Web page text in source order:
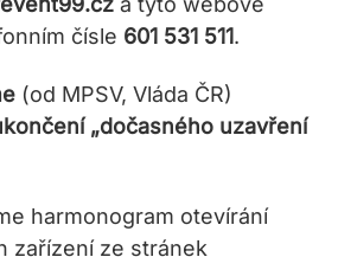
čísle 601 531 511.
(od MPSV, Vláda ČR)
„dočasného uzavření
harmonogram otevírání
zařízení ze stránek